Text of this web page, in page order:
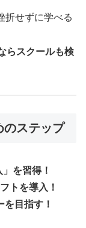
せずに学べる
らスクールも検
のステップ
を習得！
トを導入！
目指す！